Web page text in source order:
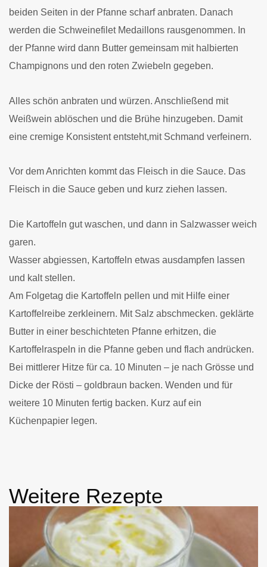
beiden Seiten in der Pfanne scharf anbraten. Danach
werden die Schweinefilet Medaillons rausgenommen. In
der Pfanne wird dann Butter gemeinsam mit halbierten
Champignons und den roten Zwiebeln gegeben.
Alles schön anbraten und würzen. Anschließend mit
Weißwein ablöschen und die Brühe hinzugeben. Damit
eine cremige Konsistent entsteht,mit Schmand verfeinern.
Vor dem Anrichten kommt das Fleisch in die Sauce. Das
Fleisch in die Sauce geben und kurz ziehen lassen.
Die Kartoffeln gut waschen, und dann in Salzwasser weich
garen.
Wasser abgiessen, Kartoffeln etwas ausdampfen lassen
und kalt stellen.
Am Folgetag die Kartoffeln pellen und mit Hilfe einer
Kartoffelreibe zerkleinern. Mit Salz abschmecken. geklärte
Butter in einer beschichteten Pfanne erhitzen, die
Kartoffelraspeln in die Pfanne geben und flach andrücken.
Bei mittlerer Hitze für ca. 10 Minuten – je nach Grösse und
Dicke der Rösti – goldbraun backen. Wenden und für
weitere 10 Minuten fertig backen. Kurz auf ein
Küchenpapier legen.
Weitere Rezepte